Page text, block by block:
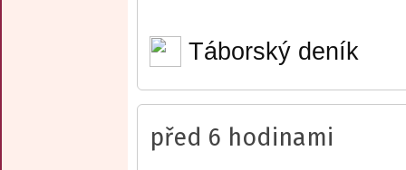
Táborský deník
před 6 hodinami